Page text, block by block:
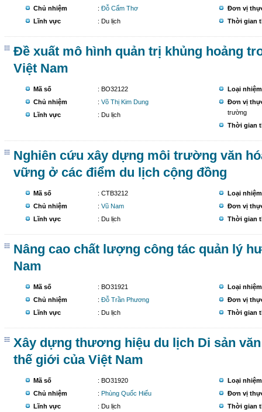
Chủ nhiệm
:Đỗ Cẩm Thơ
Lĩnh vực
: Du lịch
Đơn vị
Thời gian
Đề xuất mô hình quản trị khủng hoảng
Việt Nam
Mã số
: BO32122
Chủ nhiệm
:Võ Thị Kim Dung
Lĩnh vực
: Du lịch
Loại
Đơn vị
trường
Thời gian
Nghiên cứu xây dựng môi trường văn
vững ở các điểm du lịch cộng đồng
Mã số
: CTB3212
Chủ nhiệm
:Vũ Nam
Lĩnh vực
: Du lịch
Loại
Đơn vị
Thời gian
Nâng cao chất lượng công tác quản lý
Nam
Mã số
: BO31921
Chủ nhiệm
:Đỗ Trần Phương
Lĩnh vực
: Du lịch
Loại
Đơn vị
Thời gian
Xây dựng thương hiệu du lịch Di sản
thế giới của Việt Nam
Mã số
: BO31920
Chủ nhiệm
: Phùng Quốc Hiếu
Lĩnh vực
: Du lịch
Loại
Đơn vị
Thời gian